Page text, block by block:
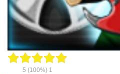
Beceri
Komik
Macera
Mario
5 (100%) 1